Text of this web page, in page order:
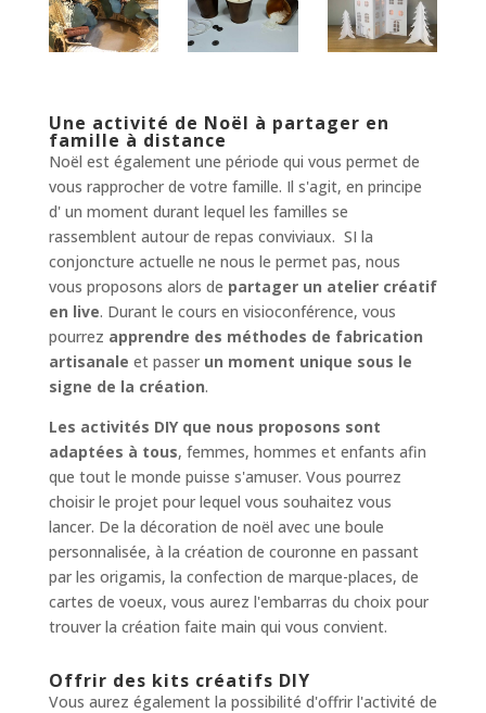
Une activité de Noël à partager en
famille à distance
Noël est également une période qui vous permet de
vous rapprocher de votre famille. Il s'agit, en principe
d' un moment durant lequel les familles se
rassemblent autour de repas conviviaux. SI la
conjoncture actuelle ne nous le permet pas, nous
vous proposons alors de partager un atelier créatif
en live. Durant le cours en visioconférence, vous
pourrez apprendre des méthodes de fabrication
artisanale et passer un moment unique sous le
signe de la création.
Les activités DIY que nous proposons sont
adaptées à tous, femmes, hommes et enfants afin
que tout le monde puisse s'amuser. Vous pourrez
choisir le projet pour lequel vous souhaitez vous
lancer. De la décoration de noël avec une boule
personnalisée, à la création de couronne en passant
par les origamis, la confection de marque-places, de
cartes de voeux, vous aurez l'embarras du choix pour
trouver la création faite main qui vous convient.
Offrir des kits créatifs DIY
Vous aurez également la possibilité d'offrir l'activité de